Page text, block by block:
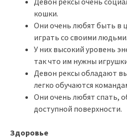
кошки.
Они очень любят быть в
играть со своими людьми.
У них высокий уровень
так что им нужны
Девон рексы обладают
легко обучаются
Они очень любят спать,
доступной поверхности.
Здоровье